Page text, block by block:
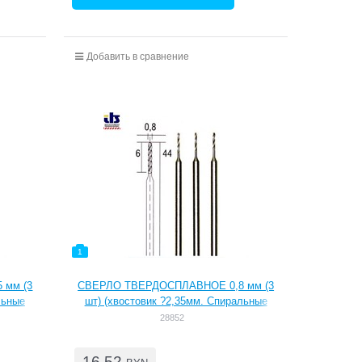
Добавить в сравнение
мм (3
1
СВЕРЛО ТВЕРДОСПЛАВНОЕ 0,8 мм (3
шт) (хвостовик ?2,35мм. Спиральные
сверла из быстрорежущей стали.
28852